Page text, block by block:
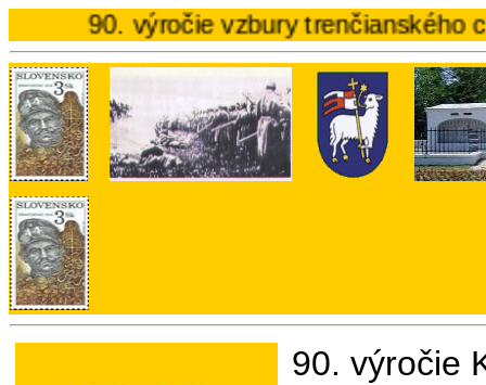
90. výročie vzbury trenčianského c.k.
90. výročie